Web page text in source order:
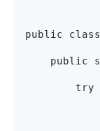
public
public
try